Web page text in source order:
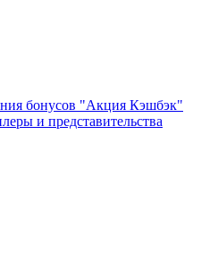
бонусов "Акция Кэшбэк"
и представительства